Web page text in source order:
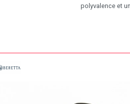
polyvalence et